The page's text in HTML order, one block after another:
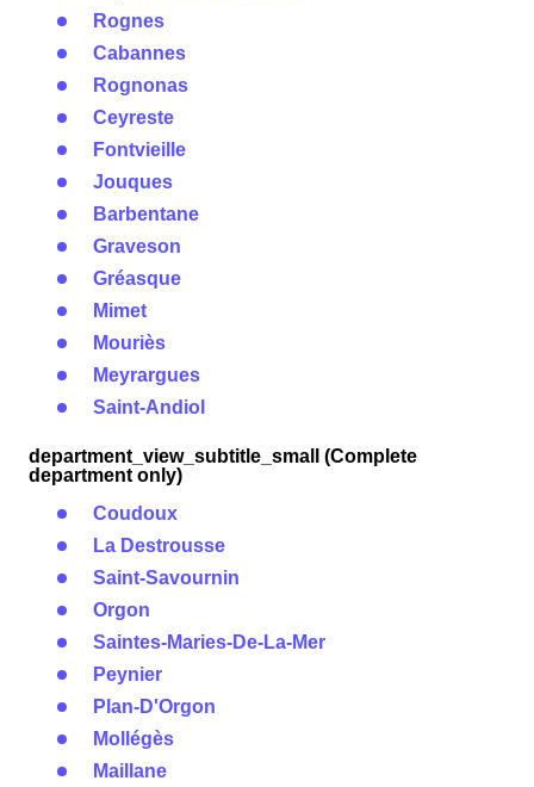
Rognes
Cabannes
Rognonas
Ceyreste
Fontvieille
Jouques
Barbentane
Graveson
Gréasque
Mimet
Mouriès
Meyrargues
Saint-Andiol
department_view_subtitle_small (Complete
department only)
Coudoux
La Destrousse
Saint-Savournin
Orgon
Saintes-Maries-De-La-Mer
Peynier
Plan-D'Orgon
Mollégès
Maillane